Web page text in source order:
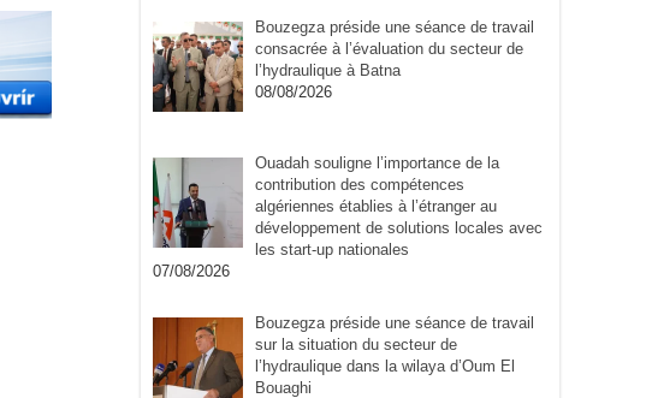
Bouzegza préside une séance de travail
consacrée à l’évaluation du secteur de
l’hydraulique à Batna
08/08/2026
Ouadah souligne l’importance de la
contribution des compétences
algériennes établies à l’étranger au
développement de solutions locales avec
les start-up nationales
07/08/2026
Bouzegza préside une séance de travail
sur la situation du secteur de
l’hydraulique dans la wilaya d’Oum El
Bouaghi